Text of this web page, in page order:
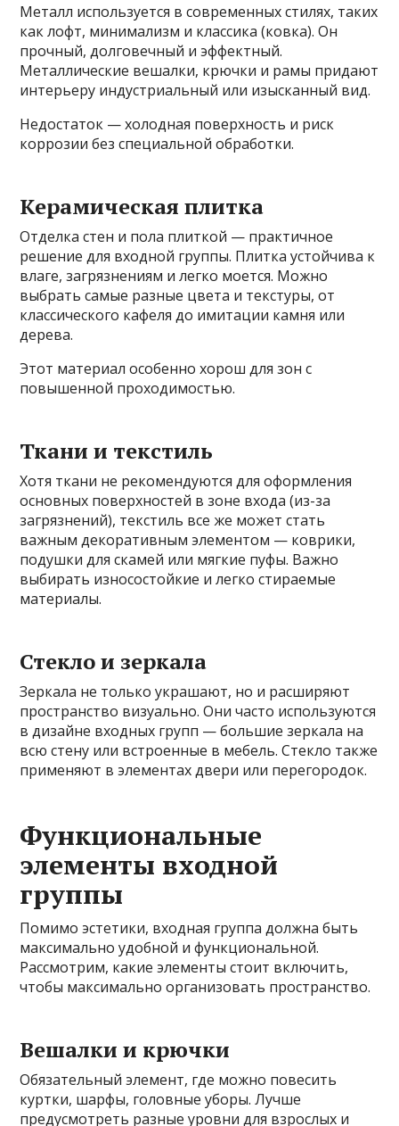
Металл используется в современных стилях, таких
как лофт, минимализм и классика (ковка). Он
прочный, долговечный и эффектный.
Металлические вешалки, крючки и рамы придают
интерьеру индустриальный или изысканный вид.
Недостаток — холодная поверхность и риск
коррозии без специальной обработки.
Керамическая плитка
Отделка стен и пола плиткой — практичное
решение для входной группы. Плитка устойчива к
влаге, загрязнениям и легко моется. Можно
выбрать самые разные цвета и текстуры, от
классического кафеля до имитации камня или
дерева.
Этот материал особенно хорош для зон с
повышенной проходимостью.
Ткани и текстиль
Хотя ткани не рекомендуются для оформления
основных поверхностей в зоне входа (из-за
загрязнений), текстиль все же может стать
важным декоративным элементом — коврики,
подушки для скамей или мягкие пуфы. Важно
выбирать износостойкие и легко стираемые
материалы.
Стекло и зеркала
Зеркала не только украшают, но и расширяют
пространство визуально. Они часто используются
в дизайне входных групп — большие зеркала на
всю стену или встроенные в мебель. Стекло также
применяют в элементах двери или перегородок.
Функциональные
элементы входной
группы
Помимо эстетики, входная группа должна быть
максимально удобной и функциональной.
Рассмотрим, какие элементы стоит включить,
чтобы максимально организовать пространство.
Вешалки и крючки
Обязательный элемент, где можно повесить
куртки, шарфы, головные уборы. Лучше
предусмотреть разные уровни для взрослых и